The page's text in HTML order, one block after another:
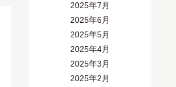
2025年7月
2025年6月
2025年5月
2025年4月
2025年3月
2025年2月